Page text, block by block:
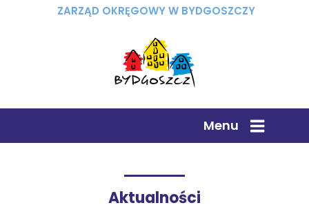
ZARZĄD OKRĘGOWY W BYDGOSZCZY
Menu
Aktualności